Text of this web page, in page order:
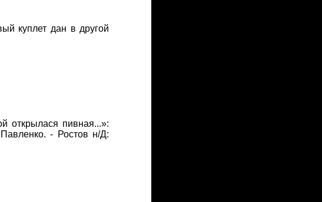
куплет дан в другой
открылася пивная...»:
- Ростов н/Д: